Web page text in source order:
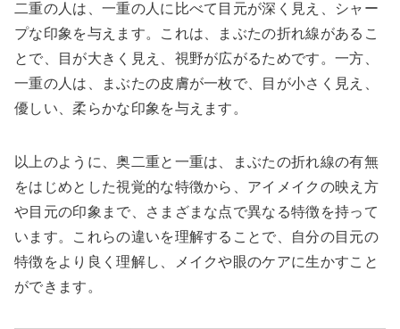
二重の人は、一重の人に比べて目元が深く見え、シャー
プな印象を与えます。これは、まぶたの折れ線があるこ
とで、目が大きく見え、視野が広がるためです。一方、
一重の人は、まぶたの皮膚が一枚で、目が小さく見え、
優しい、柔らかな印象を与えます。
以上のように、奥二重と一重は、まぶたの折れ線の有無
をはじめとした視覚的な特徴から、アイメイクの映え方
や目元の印象まで、さまざまな点で異なる特徴を持って
います。これらの違いを理解することで、自分の目元の
特徴をより良く理解し、メイクや眼のケアに生かすこと
ができます。